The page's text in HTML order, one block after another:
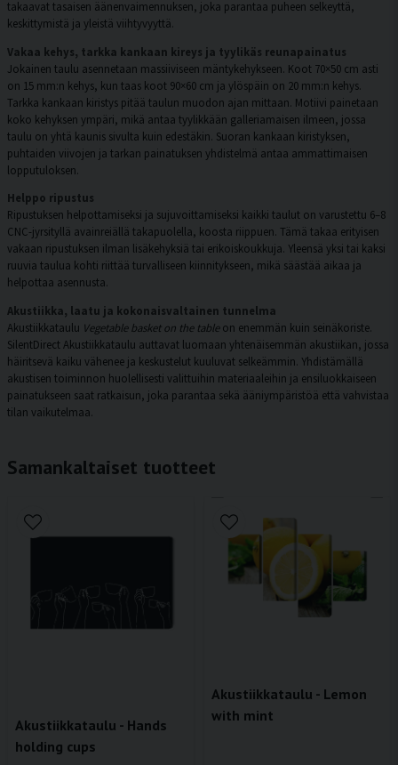
takaavat tasaisen äänenvaimennuksen, joka parantaa puheen selkeyttä,
keskittymistä ja yleistä viihtyvyyttä.
Vakaa kehys, tarkka kankaan kireys ja tyylikäs reunapainatus
Jokainen taulu asennetaan massiiviseen mäntykehykseen. Koot 70×50 cm asti
on 15 mm:n kehys, kun taas koot 90×60 cm ja ylöspäin on 20 mm:n kehys.
Tarkka kankaan kiristys pitää taulun muodon ajan mittaan. Motiivi painetaan
koko kehyksen ympäri, mikä antaa tyylikkään galleriamaisen ilmeen, jossa
taulu on yhtä kaunis sivulta kuin edestäkin. Suoran kankaan kiristyksen,
puhtaiden viivojen ja tarkan painatuksen yhdistelmä antaa ammattimaisen
lopputuloksen.
Helppo ripustus
Ripustuksen helpottamiseksi ja sujuvoittamiseksi kaikki taulut on varustettu 6–8
CNC-jyrsityllä avainreiällä takapuolella, koosta riippuen. Tämä takaa erityisen
vakaan ripustuksen ilman lisäkehyksiä tai erikoiskoukkuja. Yleensä yksi tai kaksi
ruuvia taulua kohti riittää turvalliseen kiinnitykseen, mikä säästää aikaa ja
helpottaa asennusta.
Akustiikka, laatu ja kokonaisvaltainen tunnelma
Akustiikkataulu Vegetable basket on the tableon enemmän kuin seinäkoriste.
SilentDirect Akustiikkataulu auttavat luomaan yhtenäisemmän akustiikan, jossa
häiritsevä kaiku vähenee ja keskustelut kuuluvat selkeämmin. Yhdistämällä
akustisen toiminnon huolellisesti valittuihin materiaaleihin ja ensiluokkaiseen
painatukseen saat ratkaisun, joka parantaa sekä ääniympäristöä että vahvistaa
tilan vaikutelmaa.
Samankaltaiset tuotteet
Akustiikkataulu - Hands
holding cups
Akustiikkataulu - Lemon
with mint